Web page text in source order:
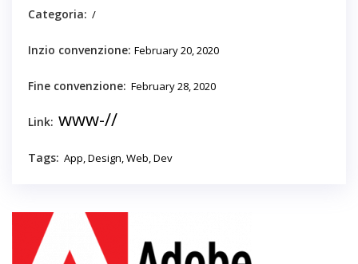
Categoria: /
Inzio convenzione: February 20, 2020
Fine convenzione: February 28, 2020
Link: www-//
Tags: App, Design, Web, Dev